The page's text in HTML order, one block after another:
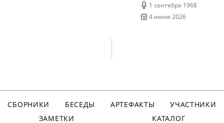
1 сентября 1968
4 июня 2026
СБОРНИКИ БЕСЕДЫ АРТЕФАКТЫ
УЧАСТНИКИ
ЗАМЕТКИ
КАТАЛОГ